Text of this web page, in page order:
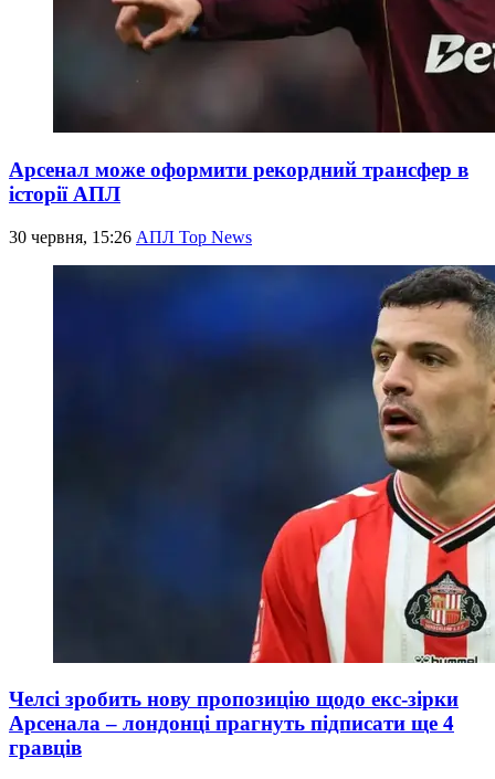
Арсенал може оформити рекордний трансфер в
історії АПЛ
30 червня, 15:26 АПЛ Top News
Челсі зробить нову пропозицію щодо екс-зірки
Арсенала – лондонці прагнуть підписати ще 4
гравців